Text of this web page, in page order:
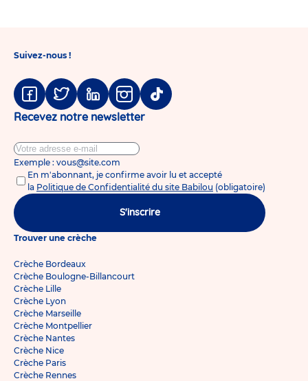
Suivez-nous !
Facebook
TwitterLinkedinInstagram
Tiktok
Recevez notre newsletter
Exemple : vous@site.com
En m'abonnant, je confirme avoir lu et accepté
la Politique de Confidentialité du site Babilou (obligatoire)
S'inscrire
Trouver une crèche
Crèche Bordeaux
Crèche Boulogne-Billancourt
Crèche Lille
Crèche Lyon
Crèche Marseille
Crèche Montpellier
Crèche Nantes
Crèche Nice
Crèche Paris
Crèche Rennes